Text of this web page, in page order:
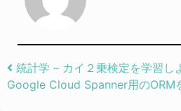
Post
統計学 – カイ２乗検定を学習し
Google Cloud Spanner用のORM